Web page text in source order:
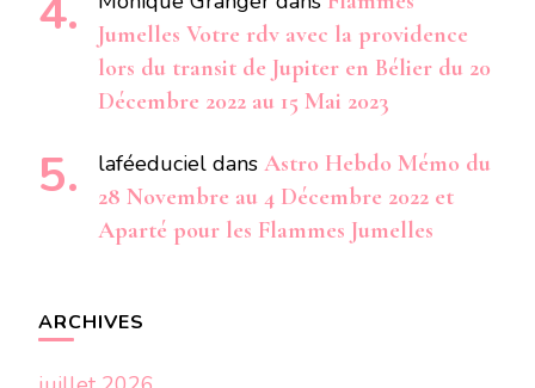
Jumelles Votre rdv avec la providence
lors du transit de Jupiter en Bélier du 20
Décembre 2022 au 15 Mai 2023
laféeduciel dans Astro Hebdo Mémo du
28 Novembre au 4 Décembre 2022 et
Aparté pour les Flammes Jumelles
ARCHIVES